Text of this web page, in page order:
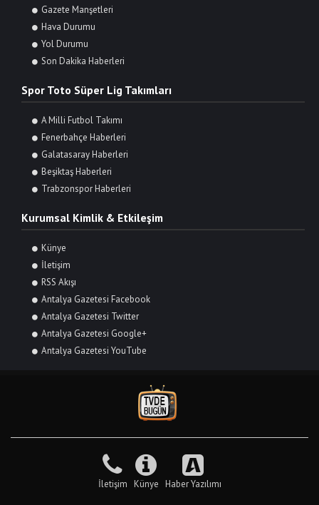
Gazete Manşetleri
Hava Durumu
Yol Durumu
Son Dakika Haberleri
Spor Toto Süper Lig Takımları
A Milli Futbol Takımı
Fenerbahçe Haberleri
Galatasaray Haberleri
Beşiktaş Haberleri
Trabzonspor Haberleri
Kurumsal Kimlik & Etkileşim
Künye
İletişim
RSS Akışı
Antalya Gazetesi Facebook
Antalya Gazetesi Twitter
Antalya Gazetesi Google+
Antalya Gazetesi YouTube
İletişim Künye Haber Yazılımı